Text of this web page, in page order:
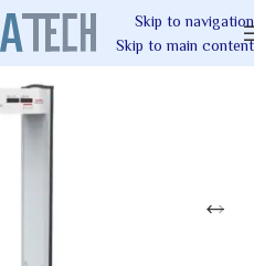
Skip to navigation
Skip to main content
مميز